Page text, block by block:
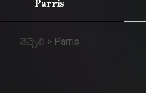
Parris
నెచ్చెలి > Parris